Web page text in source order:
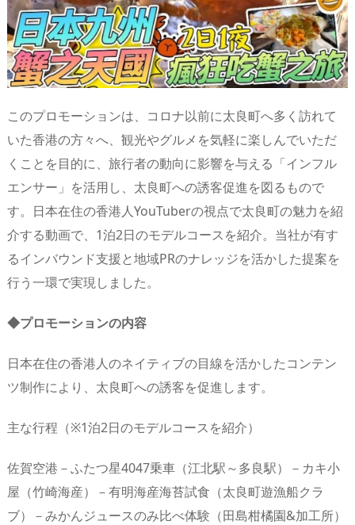
このプロモーションは、コロナ以前に太良町へ多く訪れて
いた香港の方々へ、観光やグルメを気軽に楽しんでいただ
くことを目的に、旅行者の動向に影響を与える「インフル
エンサー」を活用し、太良町への誘客促進を図るもので
す。日本在住の香港人YouTuberの視点で太良町の魅力を紹
介する動画で、1泊2日のモデルコースを紹介。当社が有す
るインバウンド支援と地域PRのナレッジを活かした提案を
行う一環で実現しました。
◆プロモーションの内容
日本在住の香港人のネイティブの目線を活かしたコンテン
ツ制作により、太良町への誘客を促進します。
主な行程（※1泊2日のモデルコースを紹介）
佐賀空港－ふたつ星4047乗車（江北駅～多良駅）－カキ小
屋（竹崎海産）－有明海産海苔試食（太良町遊漁船クラ
ブ）－みかんジュースのみ比べ体験（田島柑橘園&加工所）